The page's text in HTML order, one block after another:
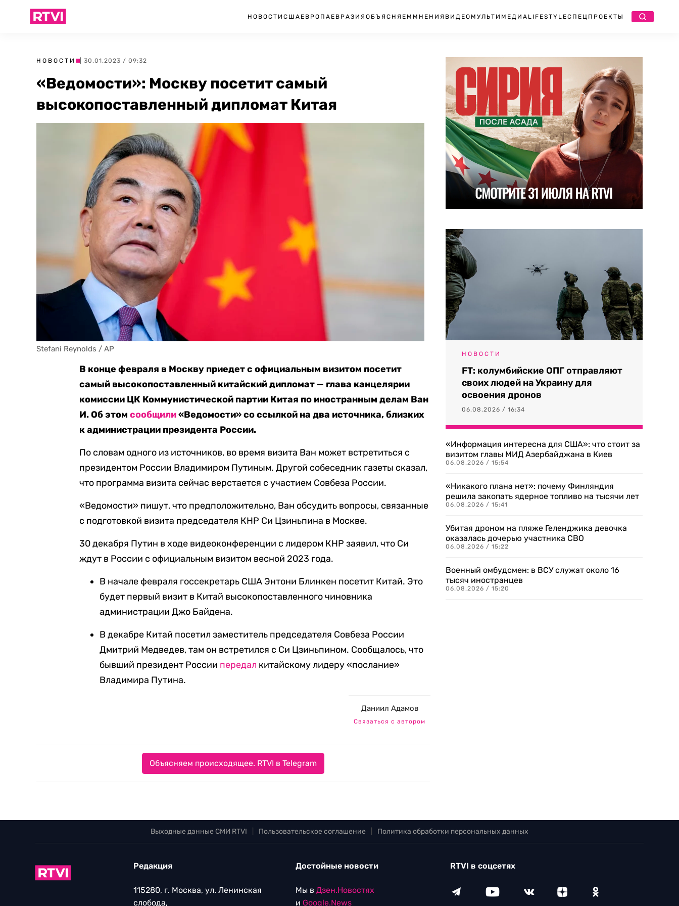
НОВОСТИ США ЕВРОПА ЕВРАЗИЯ ОБЪЯСНЯЕМ МНЕНИЯ ВИДЕО МУЛЬТИМЕДИА LIFESTYLEСПЕЦПРОЕКТЫ
НОВОСТИ | 30.01.2023 / 09:32
«Ведомости»: Москву посетит самый
высокопоставленный дипломат Китая
Stefani Reynolds / AP
В конце февраля в Москву приедет с официальным визитом посетит
самый высокопоставленный китайский дипломат — глава канцелярии
комиссии ЦК Коммунистической партии Китая по иностранным делам Ван
И. Об этомсообщили«Ведомости» со ссылкой на два источника, близких
к администрации президента России.
По словам одного из источников, во время визита Ван может встретиться с
президентом России Владимиром Путиным. Другой собеседник газеты сказал,
что программа визита сейчас верстается с участием Совбеза России.
«Ведомости» пишут, что предположительно, Ван обсудить вопросы, связанные
с подготовкой визита председателя КНР Си Цзиньпина в Москве.
30 декабря Путин в ходе видеоконференции с лидером КНР заявил, что Си
ждут в России с официальным визитом весной 2023 года.
В начале февраля госсекретарь США Энтони Блинкен посетит Китай. Это
будет первый визит в Китай высокопоставленного чиновника
администрации Джо Байдена.
В декабре Китай посетил заместитель председателя Совбеза России
Дмитрий Медведев, там он встретился с Си Цзиньпином. Сообщалось, что
бывший президент России передал китайскому лидеру «послание»
Владимира Путина.
Даниил Адамов
Связаться с автором
Объясняем происходящее. RTVI в Telegram
НОВОСТИ
FT: колумбийские ОПГ отправляют
своих людей на Украину для
освоения дронов
06.08.2026 / 16:34
«Информация интересна для США»: что стоит за
визитом главы МИД Азербайджана в Киев
06.08.2026 / 15:54
«Никакого плана нет»: почему Финляндия
решила закопать ядерное топливо на тысячи лет
06.08.2026 / 15:41
Убитая дроном на пляже Геленджика девочка
оказалась дочерью участника СВО
06.08.2026 / 15:22
Военный омбудсмен: в ВСУ служат около 16
тысяч иностранцев
06.08.2026 / 15:20
Выходные данные СМИ RTVI Пользовательское соглашение Политика обработки персональных данных
Редакция
115280, г. Москва, ул. Ленинская
слобода,
Достойные новости
Мы в Дзен.Новостях
и Google.News
RTVI в соцсетях